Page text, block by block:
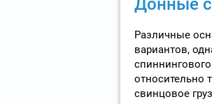
Донные
Различные
вариантов,
относительно
свинцовое